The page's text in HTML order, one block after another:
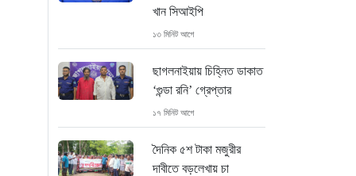
খান সিআইপি
১৩ মিনিট আগে
ছাগলনাইয়ায় চিহ্নিত ডাকাত
‘গুন্ডা রনি’ গ্রেপ্তার
১৭ মিনিট আগে
দৈনিক ৫শ টাকা মজুরীর
দাবীতে বড়লেখায় চা